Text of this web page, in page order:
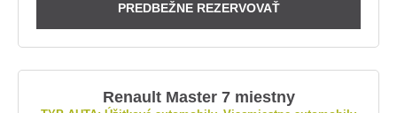
PREDBEŽNE REZERVOVAŤ
Renault Master 7 miestny